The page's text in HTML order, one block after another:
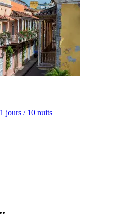
jours / 10 nuits